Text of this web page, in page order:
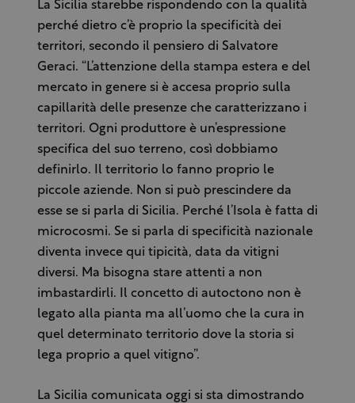
La Sicilia starebbe rispondendo con la qualità
perché dietro c’è proprio la specificità dei
territori, secondo il pensiero di Salvatore
Geraci. “L’attenzione della stampa estera e del
mercato in genere si è accesa proprio sulla
capillarità delle presenze che caratterizzano i
territori. Ogni produttore è un’espressione
specifica del suo terreno, così dobbiamo
definirlo. Il territorio lo fanno proprio le
piccole aziende. Non si può prescindere da
esse se si parla di Sicilia. Perché l’Isola è fatta di
microcosmi. Se si parla di specificità nazionale
diventa invece qui tipicità, data da vitigni
diversi. Ma bisogna stare attenti a non
imbastardirli. Il concetto di autoctono non è
legato alla pianta ma all’uomo che la cura in
quel determinato territorio dove la storia si
lega proprio a quel vitigno”.
La Sicilia comunicata oggi si sta dimostrando